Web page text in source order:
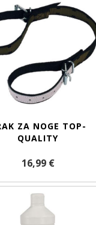
ZA NOGE TOP-
QUALITY
16,99 €